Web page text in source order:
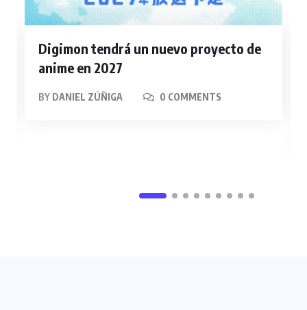
Digimon tendrá un nuevo proyecto de
anime en 2027
BY DANIEL ZÚÑIGA 0 COMMENTS